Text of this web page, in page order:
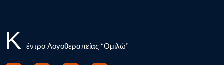
Κ έντρο Λογοθεραπείας “Ομιλώ”